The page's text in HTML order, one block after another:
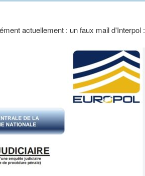
actuellement : un faux mail d'Interpol :